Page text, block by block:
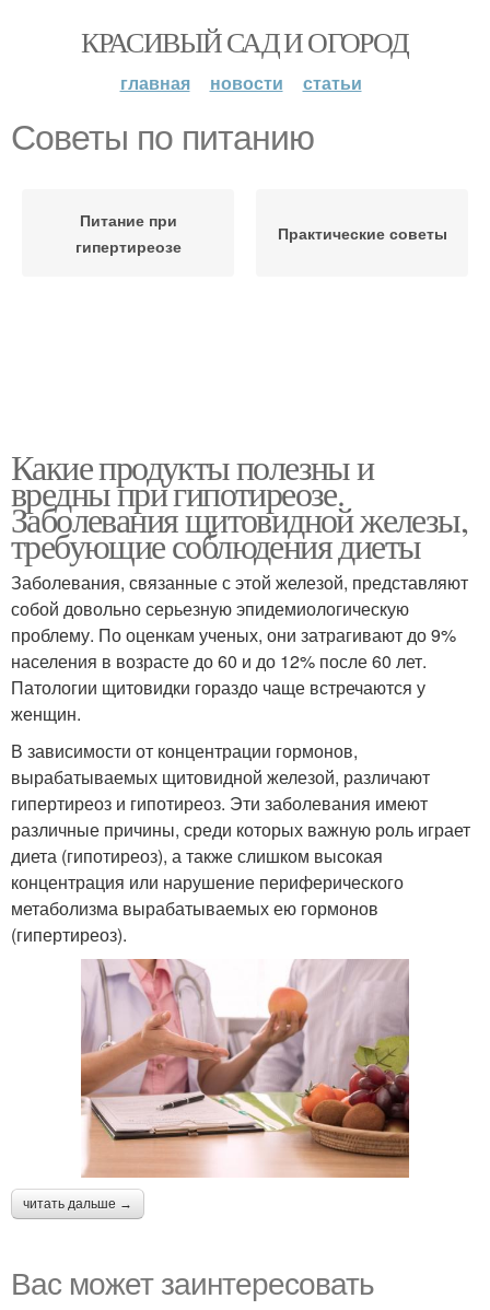
КРАСИВЫЙ САД И ОГОРОД
главная новости статьи
Советы по питанию
Питание при
гипертиреозе
Практические советы
Какие продукты полезны и
вредны при гипотиреозе.
Заболевания щитовидной железы,
требующие соблюдения диеты
Заболевания, связанные с этой железой, представляют
собой довольно серьезную эпидемиологическую
проблему. По оценкам ученых, они затрагивают до 9%
населения в возрасте до 60 и до 12% после 60 лет.
Патологии щитовидки гораздо чаще встречаются у
женщин.
В зависимости от концентрации гормонов,
вырабатываемых щитовидной железой, различают
гипертиреоз и гипотиреоз. Эти заболевания имеют
различные причины, среди которых важную роль играет
диета (гипотиреоз), а также слишком высокая
концентрация или нарушение периферического
метаболизма вырабатываемых ею гормонов
(гипертиреоз).
читать дальше →
Вас может заинтересовать